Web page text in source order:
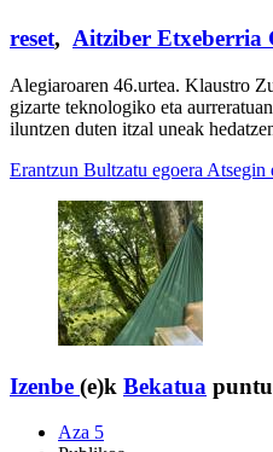
reset, Aitziber Etxeberria
Alegiaroaren 46.urtea. Klaustro
gizarte teknologiko eta
iluntzen duten itzal uneak
Erantzun Bultzatu egoera Atsegin
Izenbe (e)k Bekatua
Aza 5